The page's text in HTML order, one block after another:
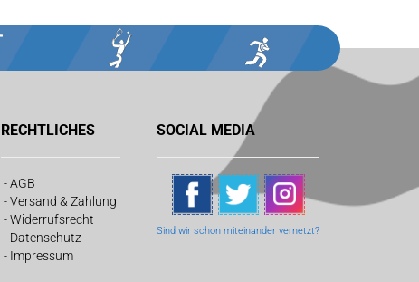
RECHTLICHES
-AGB
-Versand & Zahlung
-Widerrufsrecht
- Datenschutz
- Impressum
SOCIAL MEDIA
Sind wir schon miteinander vernetzt?